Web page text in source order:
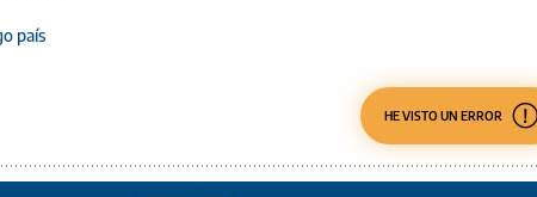
país
HE VISTO UN ERROR